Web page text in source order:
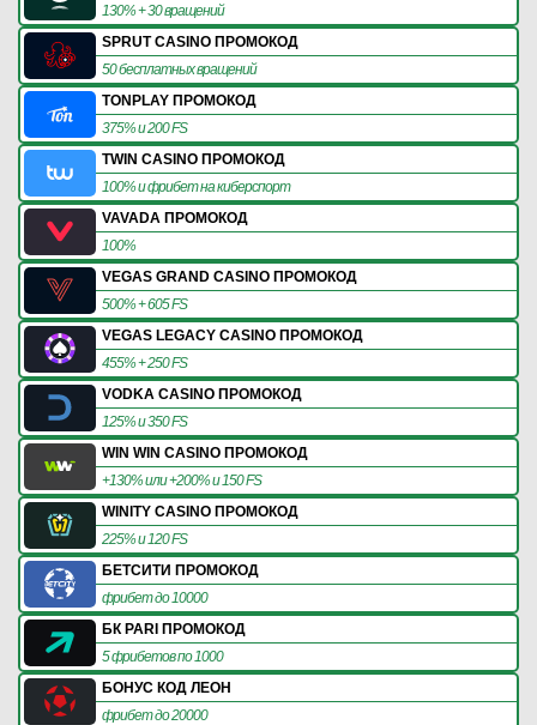
130% + 30 вращений
SPRUT CASINO ПРОМОКОД
50 бесплатных вращений
TONPLAY ПРОМОКОД
375% и 200 FS
TWIN CASINO ПРОМОКОД
100% и фрибет на киберспорт
VAVADA ПРОМОКОД
100%
VEGAS GRAND CASINO ПРОМОКОД
500% + 605 FS
VEGAS LEGACY CASINO ПРОМОКОД
455% + 250 FS
VODKA CASINO ПРОМОКОД
125% и 350 FS
WIN WIN CASINO ПРОМОКОД
+130% или +200% и 150 FS
WINITY CASINO ПРОМОКОД
225% и 120 FS
БЕТСИТИ ПРОМОКОД
фрибет до 10000
БК PARI ПРОМОКОД
5 фрибетов по 1000
БОНУС КОД ЛЕОН
фрибет до 20000